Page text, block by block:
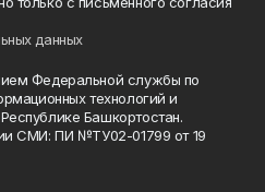
данных
Федеральной службы по
технологий и
Башкортостан.
СМИ: ПИ №ТУ02-01799 от 19